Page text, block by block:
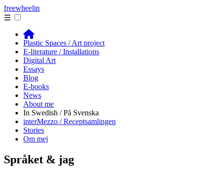
freewheelin
☰
Plastic Spaces / Art project
E-literature / Installations
Digital Art
Essays
Blog
E-books
News
About me
In Swedish / På Svenska
interMezzo / Receptsamlingen
Stories
Om mej
Språket & jag